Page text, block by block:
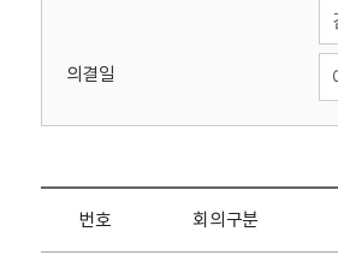
의결일
번호 회의구분